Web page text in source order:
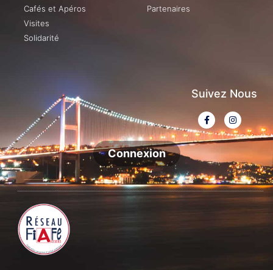
Cafés et Apéros
Visites
Solidarité
Partenaires
Suivez Nous
Connexion